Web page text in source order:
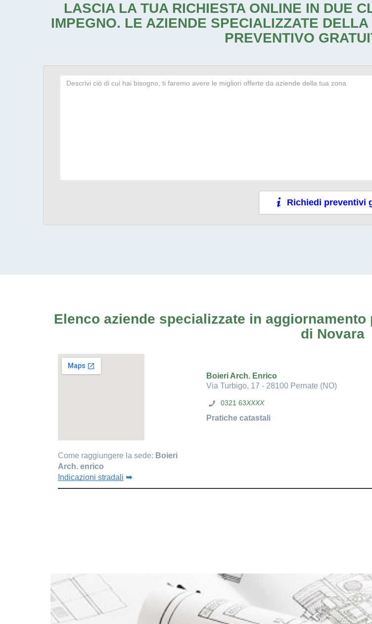
LASCIA LA TUA RICHIESTA ONLINE IN DUE
IMPEGNO. LE AZIENDE SPECIALIZZATE
PREVENTIVO
Richiedi preventivi
Elenco aziende specializzate in
di Novara
Come raggiungere la sede: Boieri
Arch. enrico
Indicazioni stradali ➥
Boieri Arch. Enrico
Via Turbigo, 17 - 28100 Pernate (NO)
0321 63XXXX
Pratiche catastali